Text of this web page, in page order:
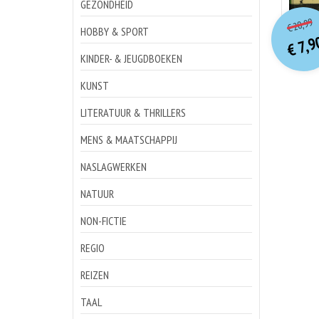
GEZONDHEID
HOBBY & SPORT
KINDER- & JEUGDBOEKEN
KUNST
LITERATUUR & THRILLERS
MENS & MAATSCHAPPIJ
NASLAGWERKEN
NATUUR
NON-FICTIE
REGIO
REIZEN
TAAL
€20,99
€